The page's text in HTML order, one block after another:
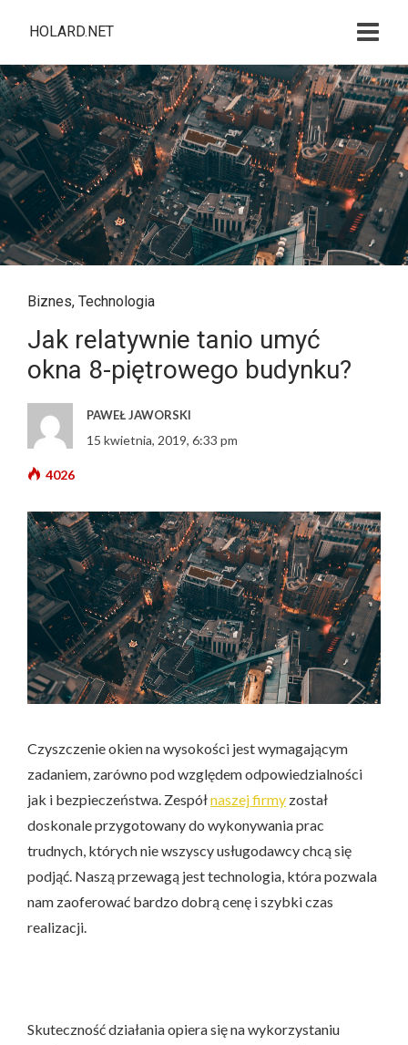
HOLARD.NET
Biznes, Technologia
Jak relatywnie tanio umyć
okna 8-piętrowego budynku?
PAWEŁ JAWORSKI
15 kwietnia, 2019, 6:33 pm
4026
Czyszczenie okien na wysokości jest wymagającym
zadaniem, zarówno pod względem odpowiedzialności
jak i bezpieczeństwa. Zespółnaszej firmy został
doskonale przygotowany do wykonywania prac
trudnych, których nie wszyscy usługodawcy chcą się
podjąć. Naszą przewagą jest technologia, która pozwala
nam zaoferować bardzo dobrą cenę i szybki czas
realizacji.
Skuteczność działania opiera się na wykorzystaniu